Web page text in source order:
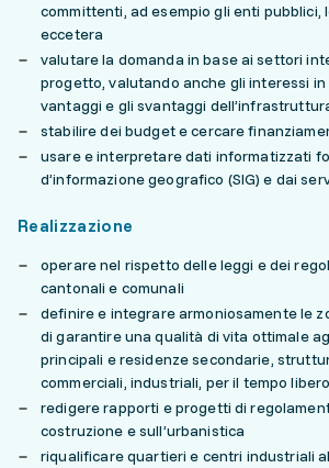
committenti, ad esempio gli enti pubblici,
eccetera
valutare la domanda in base ai settori
progetto, valutando anche gli interessi in
vantaggi e gli svantaggi
stabilire dei budget e cercare
usare e interpretare dati informatizzati
d’informazione geografico (SIG) e dai
Realizzazione
operare nel rispetto delle leggi e dei
cantonali e comunali
definire e integrare armoniosamente le
di garantire una qualità di vita ottimale
principali e residenze secondarie,
commerciali, industriali, per il tempo
redigere rapporti e progetti di
costruzione e sull’urbanistica
riqualificare quartieri e centri industriali